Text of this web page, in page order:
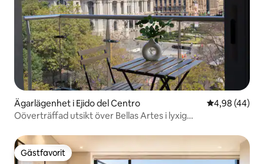
Ägarlägenhet i Ejido del Centro 4,98 av 5 i
4,98 (44)
Oöverträffad utsikt över Bellas Artes i lyxig
Gästfavorit
Gästfavorit